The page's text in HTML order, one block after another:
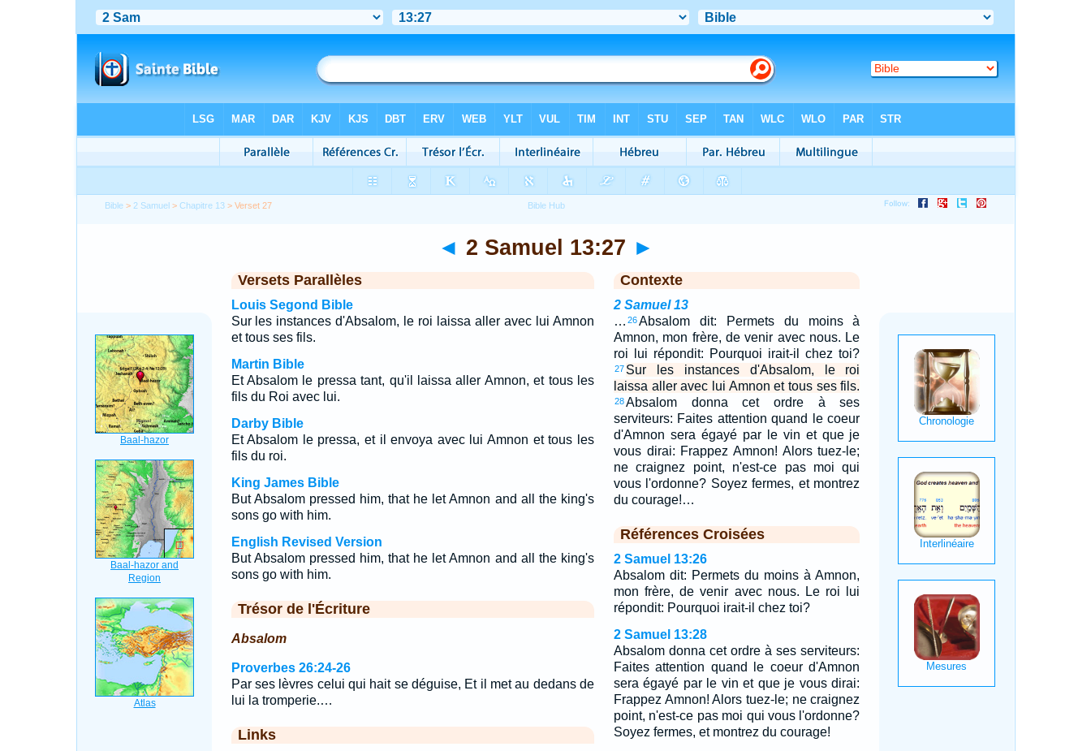
Bible > 2 Samuel >Chapitre 13 > Verset 27
◄ 2 Samuel 13:27 ►
Versets Parallèles
Louis Segond Bible
Sur les instances d'Absalom, le roi laissa aller avec lui Amnon
et tous ses fils.
Martin Bible
Et Absalom le pressa tant, qu'il laissa aller Amnon, et tous les
fils du Roi avec lui.
Darby Bible
Et Absalom le pressa, et il envoya avec lui Amnon et tous les
fils du roi.
King James Bible
But Absalom pressed him, that he let Amnon and all the king's
sons go with him.
English Revised Version
But Absalom pressed him, that he let Amnon and all the king's
sons go with him.
Trésor de l'Écriture
Absalom
Proverbes 26:24-26
Par ses lèvres celui qui hait se déguise, Et il met au dedans de
lui la tromperie.…
Links
Contexte
2 Samuel 13
… 26Absalom dit: Permets du moins à
Amnon, mon frère, de venir avec nous. Le
roi lui répondit: Pourquoi irait-il chez toi?
27 Sur les instances d'Absalom, le roi
laissa aller avec lui Amnon et tous ses fils.
28Absalom donna cet ordre à ses
serviteurs: Faites attention quand le coeur
d'Amnon sera égayé par le vin et que je
vous dirai: Frappez Amnon! Alors tuez-le;
ne craignez point, n'est-ce pas moi qui
vous l'ordonne? Soyez fermes, et montrez
du courage!…
Références Croisées
2 Samuel 13:26
Absalom dit: Permets du moins à Amnon,
mon frère, de venir avec nous. Le roi lui
répondit: Pourquoi irait-il chez toi?
2 Samuel 13:28
Absalom donna cet ordre à ses serviteurs:
Faites attention quand le coeur d'Amnon
sera égayé par le vin et que je vous dirai:
Frappez Amnon! Alors tuez-le; ne craignez
point, n'est-ce pas moi qui vous l'ordonne?
Soyez fermes, et montrez du courage!